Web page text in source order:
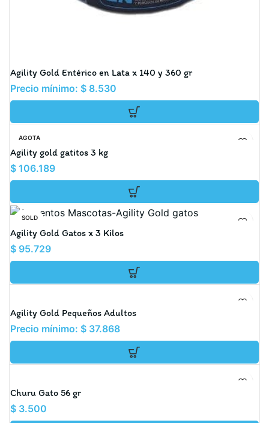
Agility Gold Entérico en Lata x 140 y 360 gr
Precio mínimo: $ 8.530
AGOTA
Agility gold gatitos 3 kg
$ 106.189
SOLD
Agility Gold Gatos x 3 Kilos
$ 95.729
Agility Gold Pequeños Adultos
Precio mínimo: $ 37.868
Churu Gato 56 gr
$ 3.500